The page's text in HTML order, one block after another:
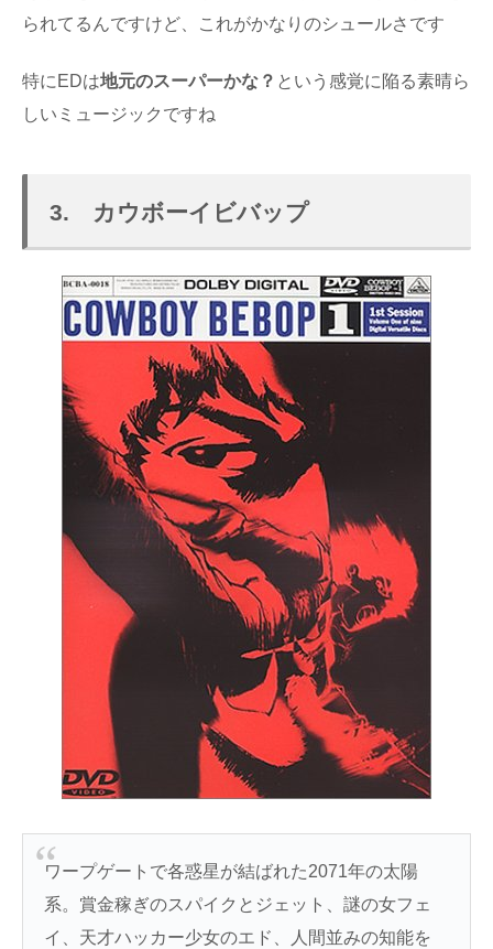
られてるんですけど、これがかなりのシュールさです
特にEDは地元のスーパーかな？ という感覚に陥る素晴ら
しいミュージックですね
3. カウボーイビバップ
ワープゲートで各惑星が結ばれた2071年の太陽
系。賞金稼ぎのスパイクとジェット、謎の女フェ
イ、天才ハッカー少女のエド、人間並みの知能を